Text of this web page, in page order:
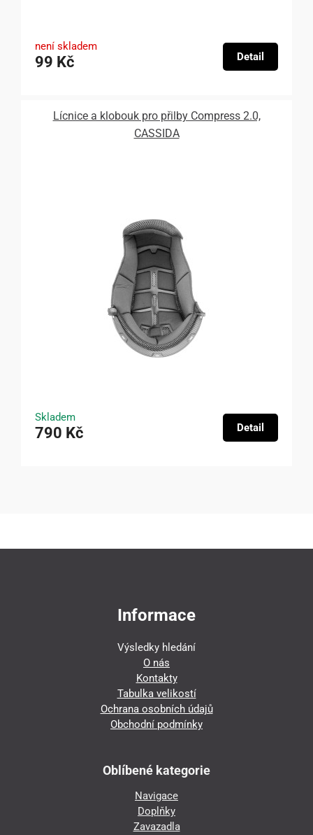
není skladem
99 Kč Detail
Lícnice a klobouk pro přilby Compress 2.0,
CASSIDA
Skladem
790 Kč Detail
Informace
Výsledky hledání
O nás
Kontakty
Tabulka velikostí
Ochrana osobních údajů
Obchodní podmínky
Oblíbené kategorie
Navigace
Doplňky
Zavazadla